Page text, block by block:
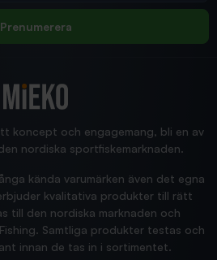
Prenumerera
koncept och engagemang, bli en av
nordiska sportfiskemarknaden.
kända varumärken även det egna
kvalitativa produkter till rätt
till den nordiska marknaden och
Samtliga produkter testas och
innan de tas in i sortimentet.